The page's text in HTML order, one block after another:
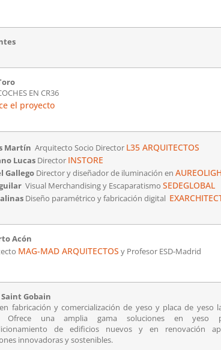
EN CR36
el proyecto
Martín Arquitecto Socio Director L35 ARQUITECTOS
Lucas Director INSTORE
Gallego Director y diseñador de iluminación en
Visual Merchandising y Escaparatismo SEDEGLOBAL
Diseño paramétrico y fabricación digital
Acón
MAG-MAD ARQUITECTOS y Profesor ESD-Madrid
Saint Gobain
fabricación y comercialización de yeso y placa de yeso
Ofrece una amplia gama soluciones en yeso
de edificios nuevos y en renovación
innovadoras y sostenibles.